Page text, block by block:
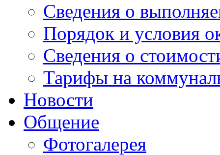
Сведения о
Порядок и условия
Сведения о
Тарифы на
Новости
Общение
Фотогалерея